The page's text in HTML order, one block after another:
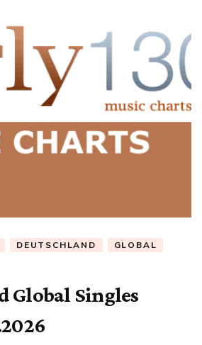
DEUTSCHLAND
GLOBAL
Global Singles